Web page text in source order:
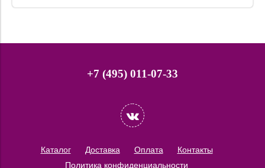
+7 (495) 011-07-33
Каталог Доставка Оплата
Контакты
Политика конфиденциальности